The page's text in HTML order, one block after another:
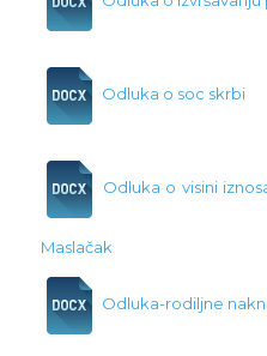
Odluka o soc skrbi
Odluka o visini
Maslačak
Odluka-rodiljne